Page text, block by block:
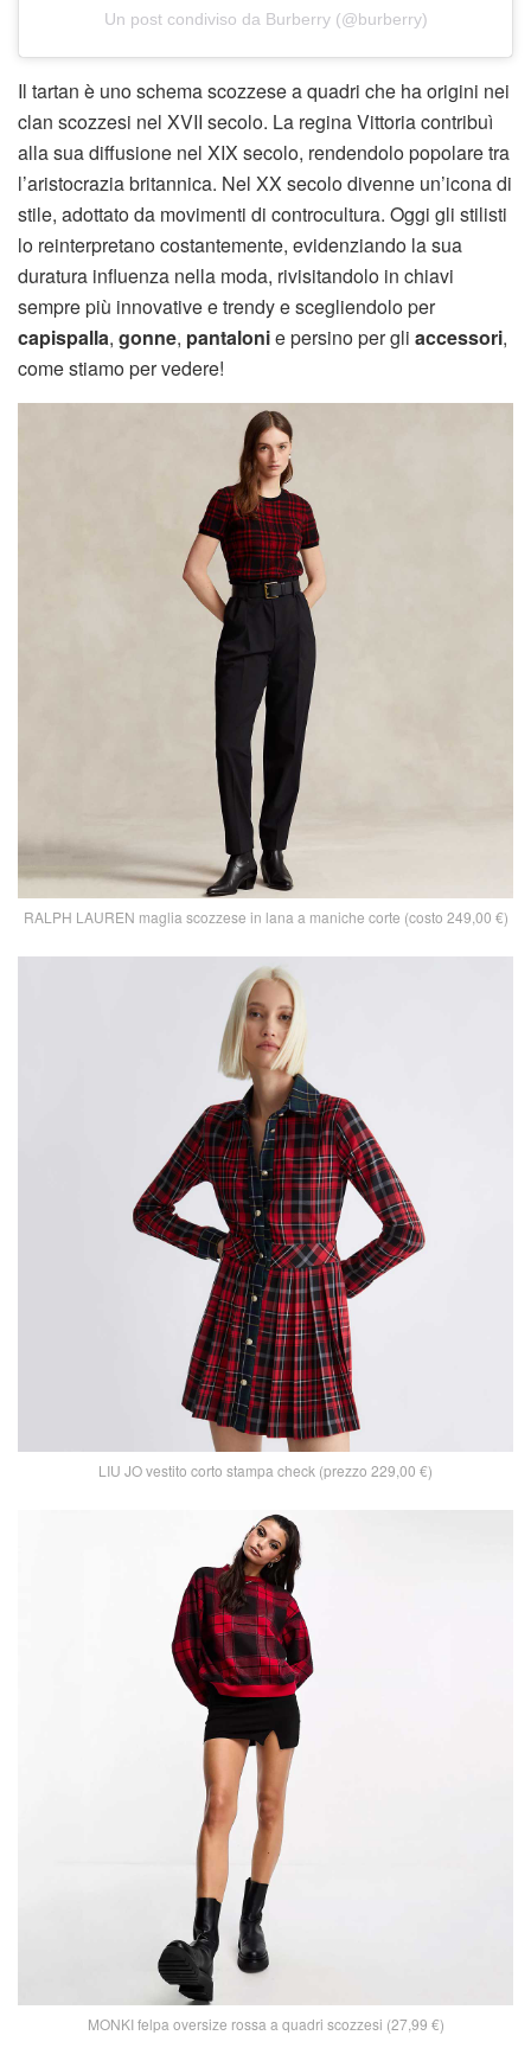
Un post condiviso da Burberry (@burberry)
Il tartan è uno schema scozzese a quadri che ha origini nei
clan scozzesi nel XVII secolo. La regina Vittoria contribuì
alla sua diffusione nel XIX secolo, rendendolo popolare tra
l’aristocrazia britannica. Nel XX secolo divenne un’icona di
stile, adottato da movimenti di controcultura. Oggi gli stilisti
lo reinterpretano costantemente, evidenziando la sua
duratura influenza nella moda, rivisitandolo in chiavi
sempre più innovative e trendy e scegliendolo per
capispalla, gonne, pantalonie persino per gli accessori,
come stiamo per vedere!
RALPH LAUREN maglia scozzese in lana a maniche corte (costo 249,00 €)
LIU JO vestito corto stampa check (prezzo 229,00 €)
MONKI felpa oversize rossa a quadri scozzesi (27,99 €)